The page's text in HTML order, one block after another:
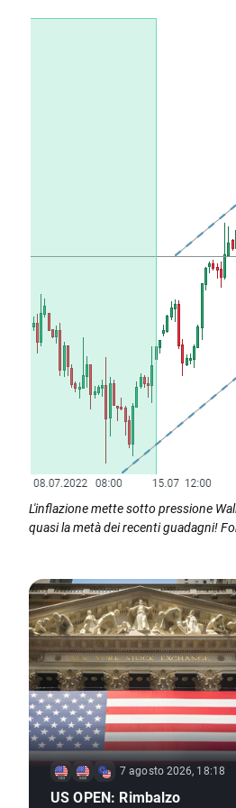
L'inflazione mette sotto pressione
quasi la metà dei recenti guadagni!
7 agosto 2026, 18:18
US OPEN: Rimbalzo